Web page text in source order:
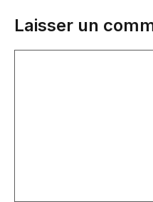
Laisser un